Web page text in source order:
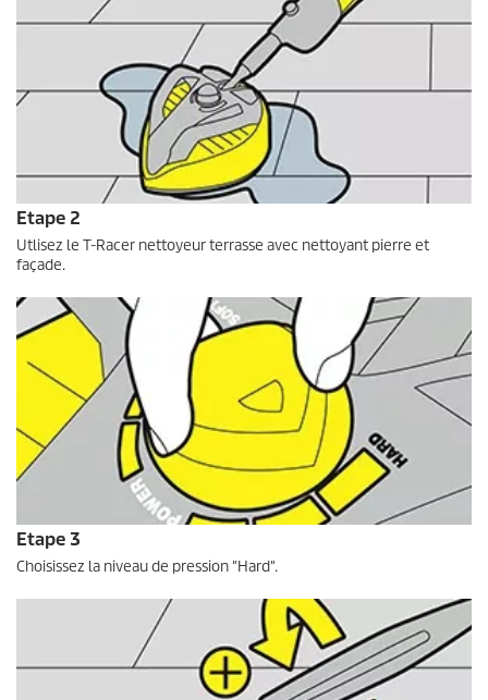
Etape 2
Utlisez le T-Racer nettoyeur terrasse avec nettoyant pierre et
façade.
Etape 3
Choisissez la niveau de pression "Hard".